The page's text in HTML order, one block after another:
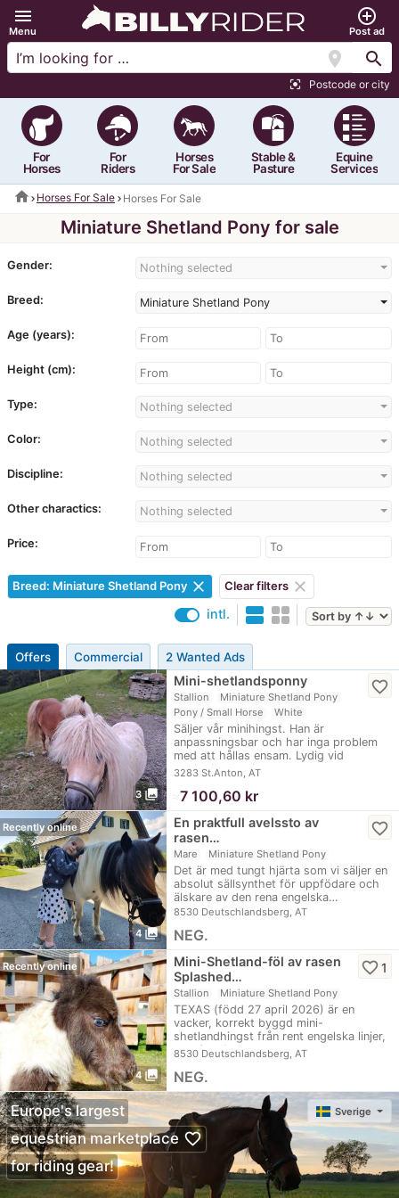
menu
Menu
add_circle_outline
Post ad
location_on search
center_focus_strong Postcode or city
For
Horses
For
Riders
Horses
For Sale
Stable &
Pasture
Equine
Services
home Horses For Sale Horses For Sale
Miniature Shetland Pony for sale
Gender: Nothing selected
Breed: Miniature Shetland Pony
Age (years):
Height (cm):
Type: Nothing selected
Color: Nothing selected
Discipline: Nothing selected
Other charactics: Nothing selected
Price:
Breed: Miniature Shetland Pony clear Clear filters clear
intl.
Offers Commercial 2 Wanted Ads
3 photo_library
Mini-shetlandsponny
Stallion
Miniature Shetland Pony
Pony / Small Horse
White
Säljer vår minihingst. Han är
anpassningsbar och har inga problem
med att hållas ensam. Lydig vid
markarbete och…
3283 St.Anton, AT
favorite_border
7 100,60 kr
4 photo_library
Recently online
En praktfull avelssto av
rasen…
Mare Miniature Shetland Pony
Det är med tungt hjärta som vi säljer en
absolut sällsynthet för uppfödare och
älskare av den rena engelska…
8530 Deutschlandsberg, AT
favorite_border
NEG.
4 photo_library
Recently online
Mini-Shetland-föl av rasen
Splashed…
Stallion Miniature Shetland Pony
TEXAS (född 27 april 2026) är en
vacker, korrekt byggd mini-
shetlandhingst från rent engelska linjer,
som inte bara…
8530 Deutschlandsberg, AT
favorite_border1
NEG.
Sverige
Europe's largest
equestrian marketplace favorite_border
for riding gear!